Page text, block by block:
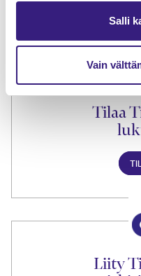
Salli
Vain
Tilaa
Liity